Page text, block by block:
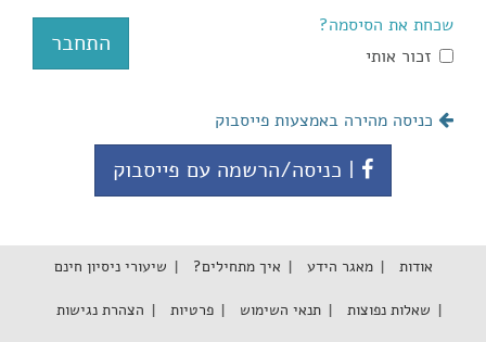
שכחת את הסיסמה?
זכור אותי
כניסה מהירה באמצעות פייסבוק
| כניסה/הרשמה עם פייסבוק
אודות מאגר הידע איך מתחילים? שיעורי ניסיון חינם
שאלות נפוצות תנאי השימוש פרטיות הצהרת נגישות